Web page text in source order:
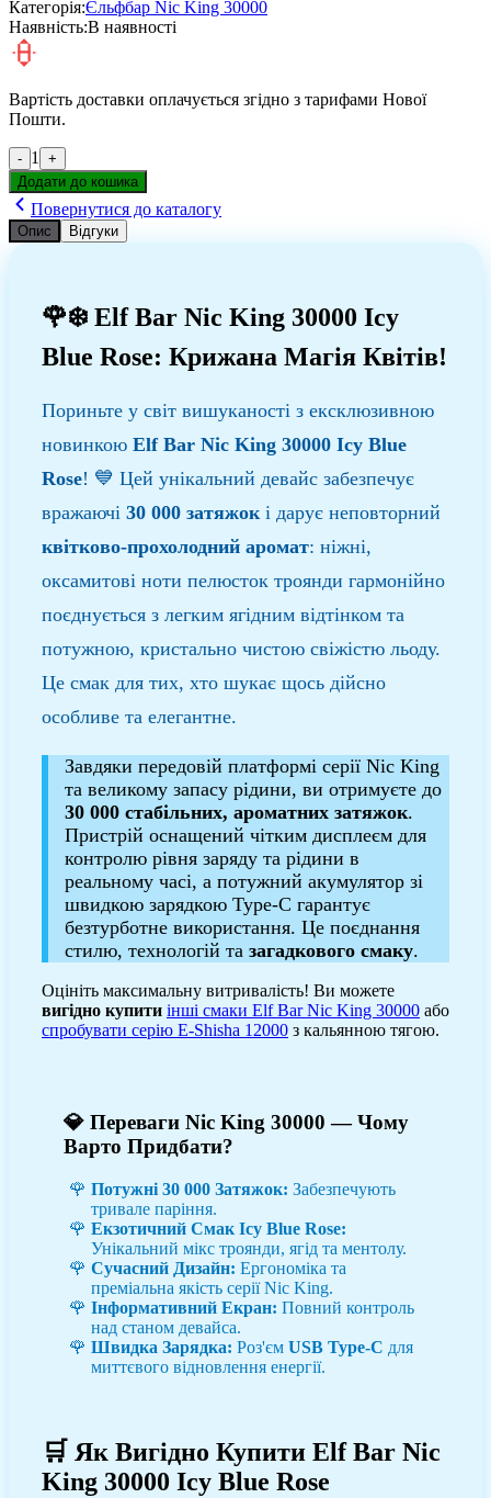
Категорія:Єльфбар Nic King 30000
Наявність:В наявності
Вартість доставки оплачується згідно з тарифами Нової
Пошти.
- 1
+
Додати до кошика
Повернутися до каталогу
Опис Відгуки
🌹❄️ Elf Bar Nic King 30000 Icy
Blue Rose: Крижана Магія Квітів!
Пориньте у світ вишуканості з ексклюзивною
новинкою Elf Bar Nic King 30000 Icy Blue
Rose! 💙 Цей унікальний девайс забезпечує
вражаючі 30 000 затяжокі дарує неповторний
квітково-прохолодний аромат: ніжні,
оксамитові ноти пелюсток троянди гармонійно
поєднується з легким ягідним відтінком та
потужною, кристально чистою свіжістю льоду.
Це смак для тих, хто шукає щось дійсно
особливе та елегантне.
Завдяки передовій платформі серії Nic King
та великому запасу рідини, ви отримуєте до
30 000 стабільних, ароматних затяжок.
Пристрій оснащений чітким дисплеєм для
контролю рівня заряду та рідини в
реальному часі, а потужний акумулятор зі
швидкою зарядкою Type-C гарантує
безтурботне використання. Це поєднання
стилю, технологій та загадкового смаку.
Оцініть максимальну витривалість! Ви можете
вигідно купити інші смаки Elf Bar Nic King 30000 або
спробувати серію E-Shisha 12000 з кальянною тягою.
💎 Переваги Nic King 30000 — Чому
Варто Придбати?
Потужні 30 000 Затяжок: Забезпечують
тривале паріння.
Екзотичний Смак Icy Blue Rose:
Унікальний мікс троянди, ягід та ментолу.
Сучасний Дизайн: Ергономіка та
преміальна якість серії Nic King.
Інформативний Екран: Повний контроль
над станом девайса.
Швидка Зарядка: Роз'єм USB Type-C для
миттєвого відновлення енергії.
🛒 Як Вигідно Купити Elf Bar Nic
King 30000 Icy Blue Rose